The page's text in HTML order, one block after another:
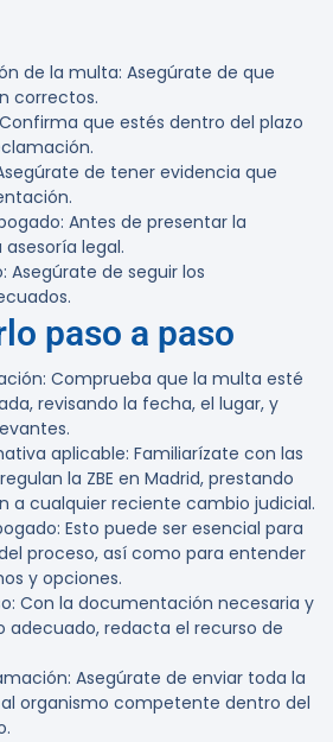
de la multa: Asegúrate de que
correctos.
que estés dentro del plazo
de tener evidencia que
: Antes de presentar la
legal.
: Asegúrate de seguir los
paso a paso
: Comprueba que la multa esté
revisando la fecha, el lugar, y
aplicable: Familiarízate con las
la ZBE en Madrid, prestando
a cualquier reciente cambio judicial.
: Esto puede ser esencial para
proceso, así como para entender
y opciones.
: Con la documentación necesaria y
adecuado, redacta el recurso de
: Asegúrate de enviar toda la
organismo competente dentro del